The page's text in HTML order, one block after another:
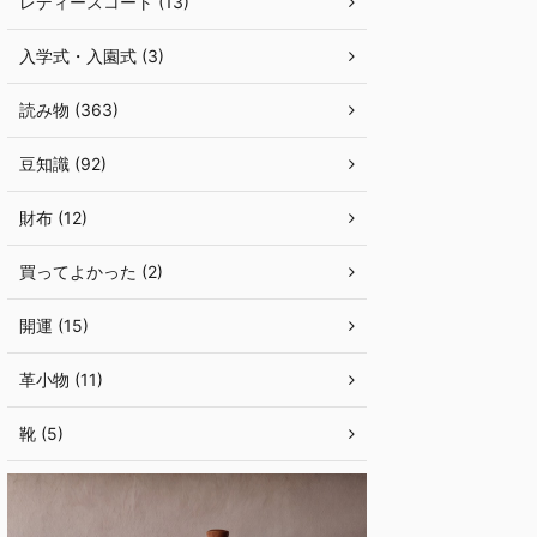
入学式・入園式 (3)
読み物 (363)
豆知識 (92)
財布 (12)
買ってよかった (2)
開運 (15)
革小物 (11)
靴 (5)